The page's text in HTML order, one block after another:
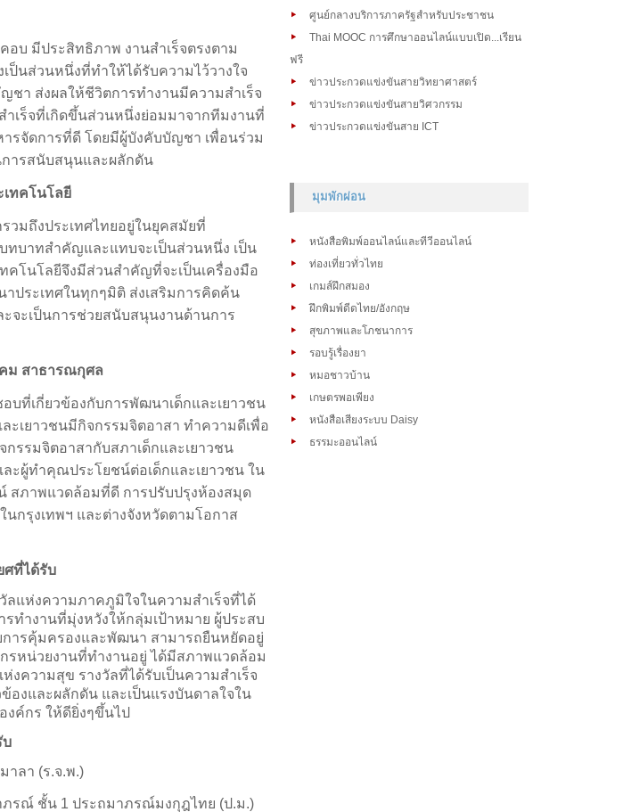
อบ มีประสิทธิภาพ งานสำเร็จตรงตาม
ป็นส่วนหนึ่งที่ทำให้ได้รับความไว้วางใจ
ชา ส่งผลให้ชีวิตการทำงานมีความสำเร็จ
เร็จที่เกิดขึ้นส่วนหนึ่งย่อมมาจากทีมงานที่
รจัดการที่ดี โดยมีผู้บังคับบัญชา เพื่อนร่วม
ารสนับสนุนและผลักดัน
เทคโนโลยี
มถึงประเทศไทยอยู่ในยุคสมัยที่
ทบาทสำคัญและแทบจะเป็นส่วนหนึ่ง เป็น
คโนโลยีจึงมีส่วนสำคัญที่จะเป็นเครื่องมือ
ประเทศในทุกๆมิติ ส่งเสริมการคิดค้น
จะเป็นการช่วยสนับสนุนงานด้านการ
ม สาธารณกุศล
ที่เกี่ยวข้องกับการพัฒนาเด็กและเยาวชน
ะเยาวชนมีกิจกรรมจิตอาสา ทำความดีเพื่อ
รรมจิตอาสากับสภาเด็กและเยาวชน
ะผู้ทำคุณประโยชน์ต่อเด็กและเยาวชน ใน
สภาพแวดล้อมที่ดี การปรับปรุงห้องสมุด
นกรุงเทพฯ และต่างจังหวัดตามโอกาส
ศที่ได้รับ
ลแห่งความภาคภูมิใจในความสำเร็จที่ได้
ทำงานที่มุ่งหวังให้กลุ่มเป้าหมาย ผู้ประสบ
ารคุ้มครองและพัฒนา สามารถยืนหยัดอยู่
หน่วยงานที่ทำงานอยู่ ได้มีสภาพแวดล้อม
งความสุข รางวัลที่ได้รับเป็นความสำเร็จ
งและผลักดัน และเป็นแรงบันดาลใจใน
ค์กร ให้ดียิ่งๆขึ้นไป
บ
าลา (ร.จ.พ.)
ภรณ์ ชั้น 1 ประถมาภรณ์มงกุฎไทย (ป.ม.)
ศูนย์กลางบริการภาครัฐสำหรับประชาชน
Thai MOOC การศึกษาออนไลน์แบบเปิด...เรียน
ฟรี
ข่าวประกวดแข่งขันสายวิทยาศาสตร์
ข่าวประกวดแข่งขันสายวิศวกรรม
ข่าวประกวดแข่งขันสาย ICT
มุมพักผ่อน
หนังสือพิมพ์ออนไลน์และทีวีออนไลน์
ท่องเที่ยวทั่วไทย
เกมส์ฝึกสมอง
ฝึกพิมพ์ดีดไทย/อังกฤษ
สุขภาพและโภชนาการ
รอบรู้เรื่องยา
หมอชาวบ้าน
เกษตรพอเพียง
หนังสือเสียงระบบ Daisy
ธรรมะออนไลน์